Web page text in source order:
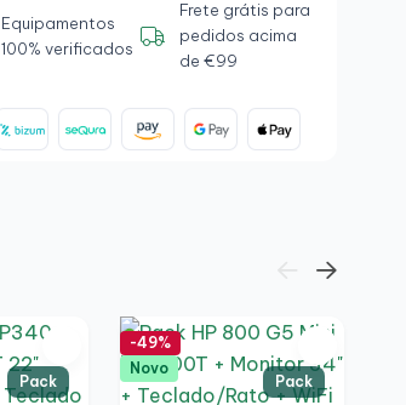
Equipamentos
100% verificados
Frete grátis para
pedidos acima
de €99
Pack Pack
-49%
Novo